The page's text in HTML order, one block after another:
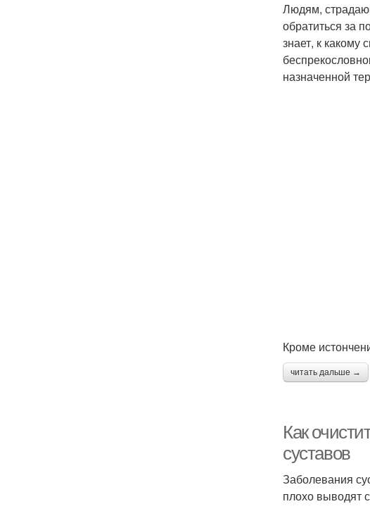
Людям,
обратиться за
знает, к какому
назначенной
Кроме
читать дальше →
Как
суставов
Заболевания
плохо выводят